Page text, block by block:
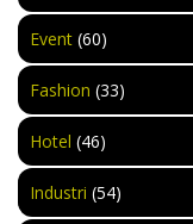
Event (60)
Fashion (33)
Hotel (46)
Industri (54)